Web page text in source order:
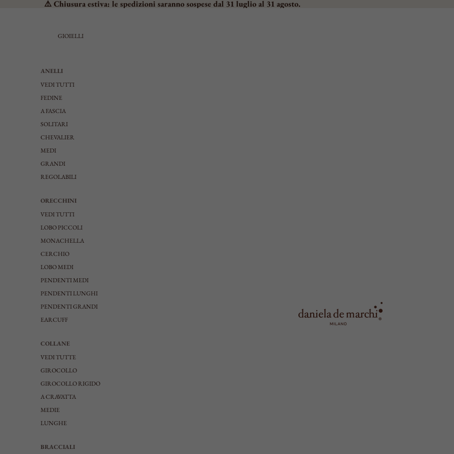
⚠️ Chiusura estiva: le spedizioni saranno sospese dal 31 luglio al 31 agosto.
GIOIELLI
ANELLI
VEDI TUTTI
FEDINE
A FASCIA
SOLITARI
CHEVALIER
MEDI
GRANDI
REGOLABILI
ORECCHINI
VEDI TUTTI
LOBO PICCOLI
MONACHELLA
CERCHIO
LOBO MEDI
PENDENTI MEDI
PENDENTI LUNGHI
PENDENTI GRANDI
EARCUFF
COLLANE
VEDI TUTTE
GIROCOLLO
GIROCOLLO RIGIDO
A CRAVATTA
MEDIE
LUNGHE
BRACCIALI